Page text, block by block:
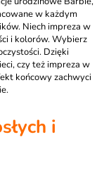
w każdym
Niech impreza w
i kolorów. Wybierz
Dzięki
czy też impreza w
końcowy zachwyci
i